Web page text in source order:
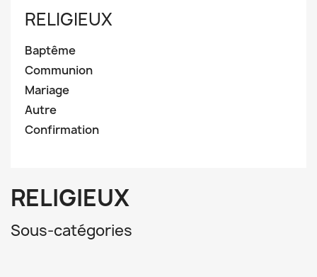
RELIGIEUX
Baptême
Communion
Mariage
Autre
Confirmation
RELIGIEUX
Sous-catégories